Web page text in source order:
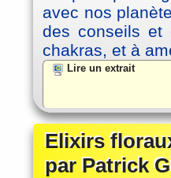
avec nos
des conseils et
chakras, et à
Lire un extrait
Elixirs
par Patrick